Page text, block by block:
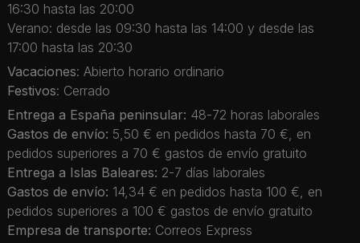
16:30 hasta las 20:00
Verano: desde las 09:30 hasta las 14:00 y desde las
17:00 hasta las 20:30
Vacaciones: Abierto horario ordinario
Festivos: Cerrado
Entrega a España peninsular: 48-72 horas laborales
Gastos de envío: 5,50 € en pedidos hasta 70 €, en
pedidos superiores a 70 € gastos de envío gratuito
Entrega a Islas Baleares: 2-7 días laborales
Gastos de envío: 14,34 € en pedidos hasta 100 €, en
pedidos superiores a 100 € gastos de envío gratuito
Empresa de transporte: Correos Express